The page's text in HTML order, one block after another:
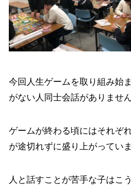
今回人生ゲームを取り組み始
がない人同士会話がありませ
ゲームが終わる頃にはそれぞ
が途切れずに盛り上がっていま
人と話すことが苦手な子はこ